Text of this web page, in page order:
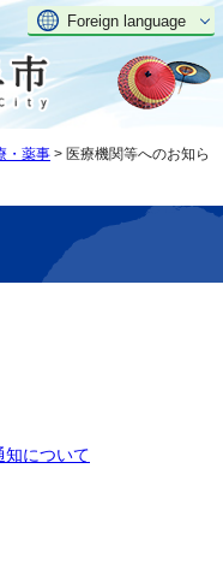
Foreign language
・薬事 > 医療機関等へのお知ら
知について